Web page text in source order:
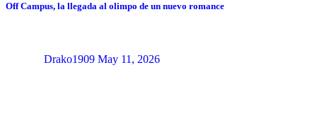
Off Campus, la llegada al olimpo de un nuevo romance
Drako1909 May 11, 2026